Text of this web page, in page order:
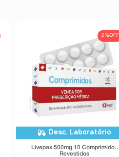
2%OFF
Desc. Laboratório
Livepax 500mg 10 Comprimidos
Revestidos